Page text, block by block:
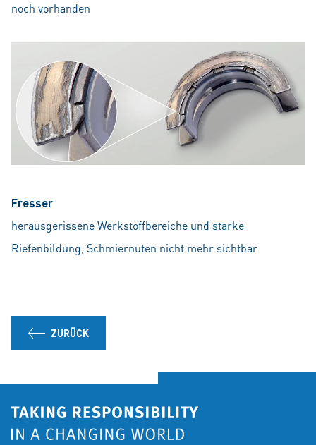
noch vorhanden
Fresser
herausgerissene Werkstoffbereiche und starke
Riefenbildung, Schmiernuten nicht mehr sichtbar
ZURÜCK